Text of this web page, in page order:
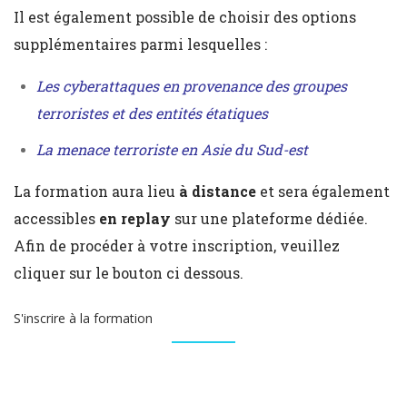
Il est également possible de choisir des options
supplémentaires parmi lesquelles :
Les cyberattaques en provenance des groupes
terroristes et des entités étatiques
La menace terroriste en Asie du Sud-est
La formation aura lieu à distance et sera également
accessibles en replay sur une plateforme dédiée.
Afin de procéder à votre inscription, veuillez
cliquer sur le bouton ci dessous.
S'inscrire à la formation